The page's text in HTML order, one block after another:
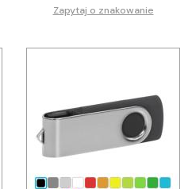
Zapytaj o znakowanie